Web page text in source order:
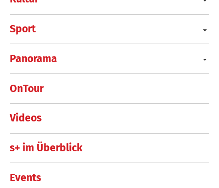
Sport
Panorama
OnTour
Videos
s+ im Überblick
Events